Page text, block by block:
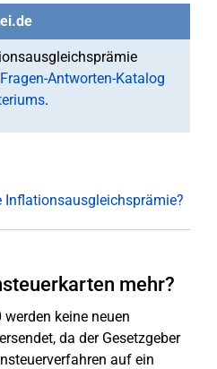
Fragen-Antworten-Katalog
.
Inflationsausgleichsprämie?
mehr?
keine neuen
da der Gesetzgeber
auf ein